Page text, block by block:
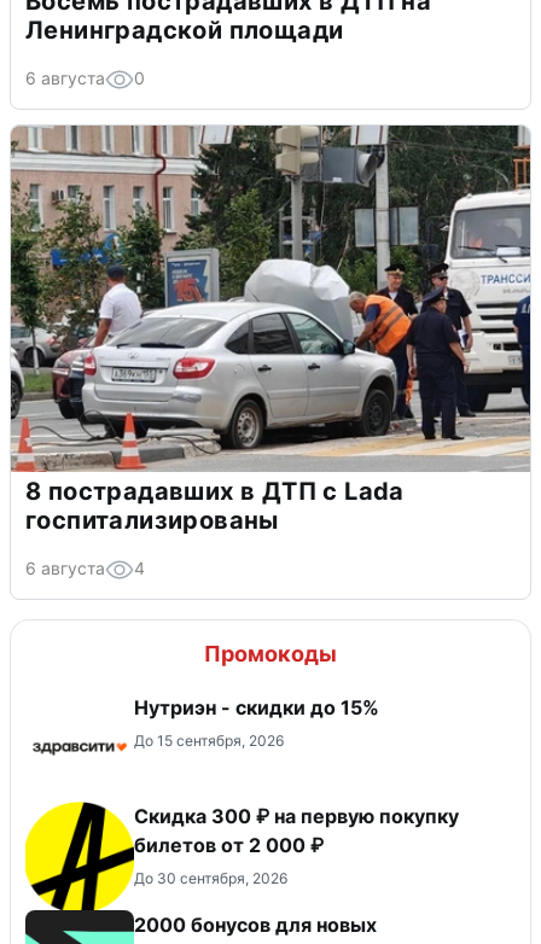
Ленинградской площади
6 августа 0
8 пострадавших в ДТП с Lada
госпитализированы
6 августа 4
Промокоды
Нутриэн - скидки до 15%
До 15 сентября, 2026
Скидка 300 ₽ на первую покупку
билетов от 2 000 ₽
До 30 сентября, 2026
2000 бонусов для новых